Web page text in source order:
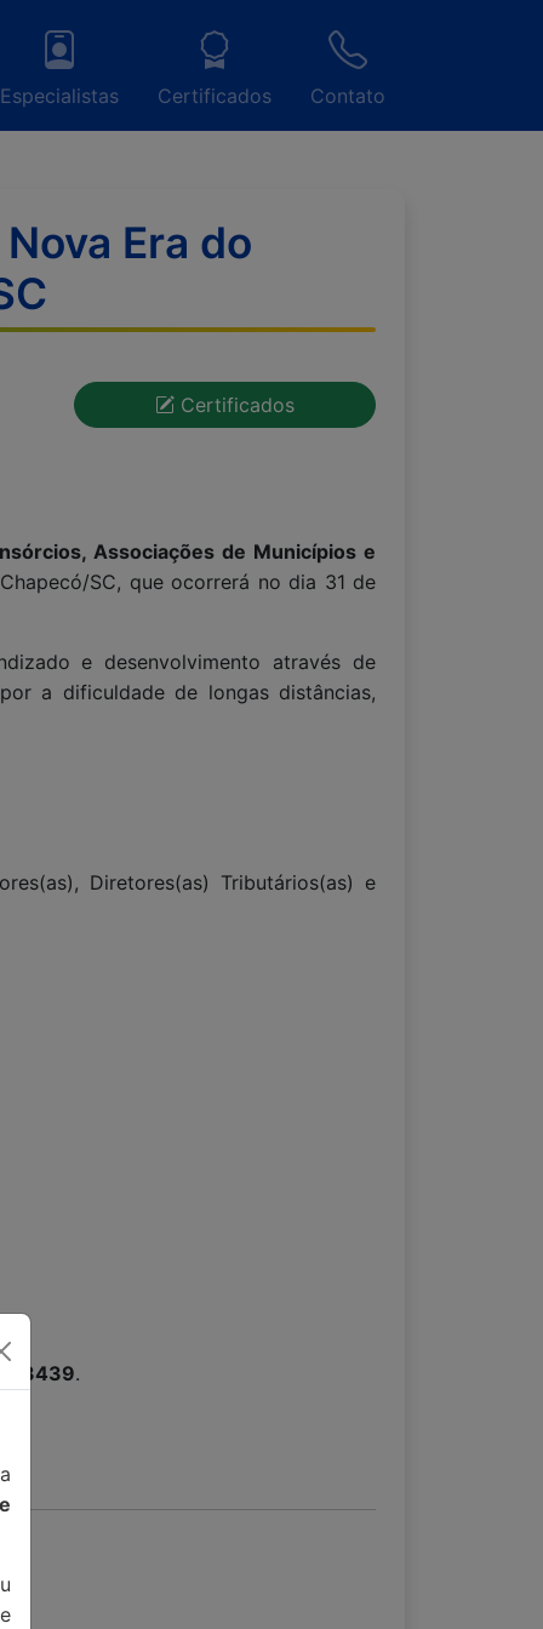
Especialistas Certificados Contato
Era do
Certificados
Associações de Municípios e
SC, que ocorrerá no dia 31 de
e desenvolvimento através de
a dificuldade de longas distâncias,
Diretores(as) Tributários(as) e
3439.